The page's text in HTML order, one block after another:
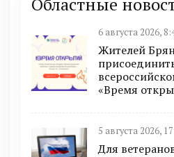
6 августа 2026,
Жителей
«Время
5 августа 2026,
Для